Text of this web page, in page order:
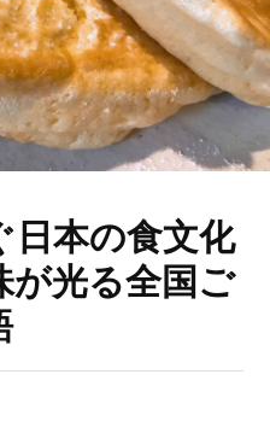
日本の食文化
が光る全国ご